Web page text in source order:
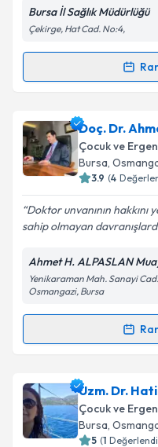
Kişisel
Metni'ni
Bursa İl Sağlık Müdürlüğü
Çekirge, Hat Cad. No:4,
Randevu
Dr. Ayşe Demirci
oluşturun. Size bu
takvim
Kişisel
Metni'ni
kapsamda
Doç. Dr.
Çocuk ve
Bursa,
3.9 (4
Doktor unvanının
sahip olmayan
Ahmet H. ALPASLAN
Yenikaraman Mah. Sanayi
Osmangazi, Bursa
Randevu
Doç. Dr. Ahmet H.
talebi oluşturun. Size
için bir takvim
bilgilendireceğiz.
Uzm. Dr.
Çocuk ve
Bursa,
5 (1